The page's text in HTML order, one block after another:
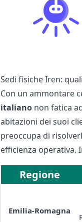
Sedi fisiche Iren:
Con un ammontare
italianonon fatica
abitazioni dei suoi
preoccupa di
efficienza operativa.
Regione
Emilia-Romagna